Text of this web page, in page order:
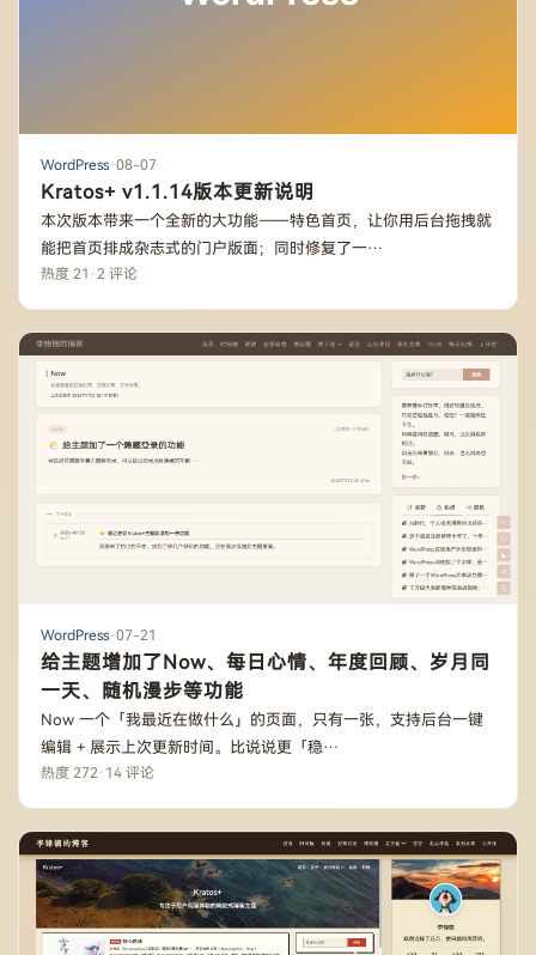
WordPress·08-07
Kratos+ v1.1.14版本更新说明
本次版本带来一个全新的大功能——特色首页，让你用后台拖拽就
能把首页排成杂志式的门户版面；同时修复了一…
热度 21 · 2 评论
WordPress·07-21
给主题增加了Now、每日心情、年度回顾、岁月同
一天、随机漫步等功能
Now 一个「我最近在做什么」的页面，只有一张，支持后台一键
编辑 + 展示上次更新时间。比说说更「稳…
热度 272· 14 评论